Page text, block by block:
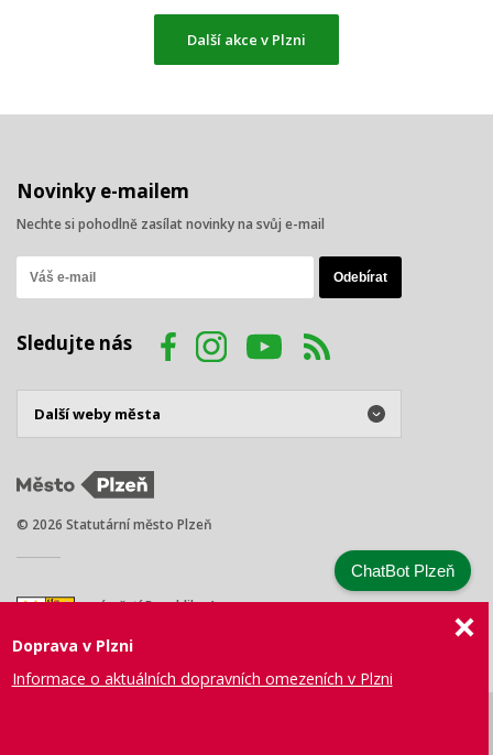
Další akce v Plzni
Novinky e-mailem
Nechte si pohodlně zasílat novinky na svůj e-mail
Sledujte nás
© 2026 Statutární město Plzeň
náměstí Republiky 1
Tel.: +420 378 031 111
Doprava v Plzni
Informace o aktuálních dopravních omezeních v Plzni
ChatBot Plzeň